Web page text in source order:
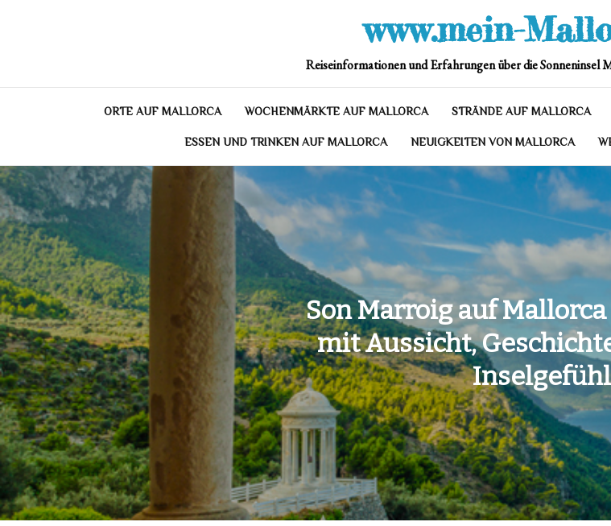
www.mein-
Reiseinformationen und Erfahrungen über die Sonneninsel
ORTE AUF MALLORCA WOCHENMÄRKTE AUF MALLORCA STRÄNDE AUF MALLORCA
ESSEN UND TRINKEN AUF MALLORCA NEUIGKEITEN VON MALLORCA
Son Marroig auf
mit Aussicht,
Inselgefühl